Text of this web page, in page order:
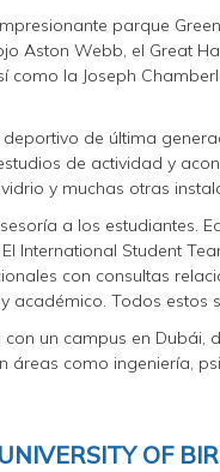
parque
Aston Webb, el Great
la Joseph
de última
de actividad y
y muchas otras
a los estudiantes.
International Student
con consultas
académico. Todos estos
un campus en Dubái,
como ingeniería,
OF